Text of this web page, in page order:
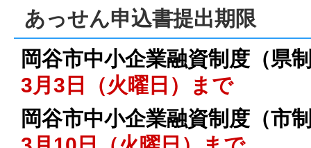
あっせん申込書提出期限
岡谷市中小企業融資制度（県
3月3日（火曜日）まで
岡谷市中小企業融資制度（市